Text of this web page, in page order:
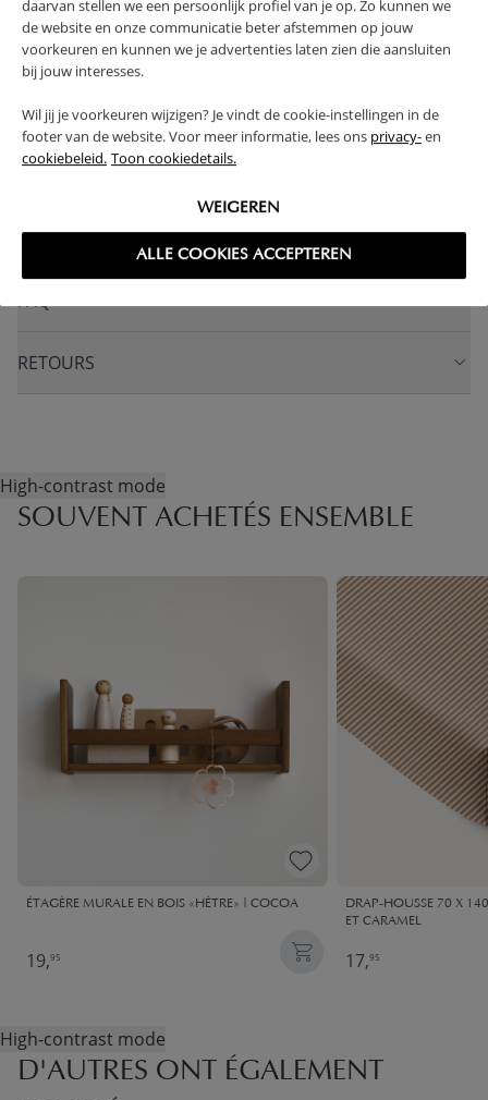
daarvan stellen we een persoonlijk profiel van je op. Zo kunnen we
de website en onze communicatie beter afstemmen op jouw
voorkeuren en kunnen we je advertenties laten zien die aansluiten
bij jouw interesses.
Wil jij je voorkeuren wijzigen? Je vindt de cookie-instellingen in de
footer van de website. Voor meer informatie, lees ons privacy-en
cookiebeleid. Toon cookiedetails.
WEIGEREN
ALLE COOKIES ACCEPTEREN
CONSTRUCTION SOLIDE HAUTEUR AJUSTABLE
(Lire la suite)
AVERTISSEMENT
AVANTAGES DE CE PRODUIT
FAQ
RETOURS
High-contrast mode
SOUVENT ACHETÉS ENSEMBLE
ÉTAGÈRE MURALE EN BOIS «HÊTRE» | COCOA
19,95
DRAP-HOUSSE 70 X
ET CARAMEL
17,95
High-contrast mode
D'AUTRES ONT ÉGALEMENT